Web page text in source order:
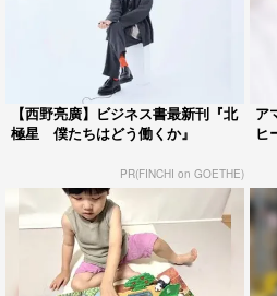
【西野亮廣】ビジネス書最新刊『北
極星 僕たちはどう働くか』
PR(FINCHI on GOETHE)
ア
ヒ